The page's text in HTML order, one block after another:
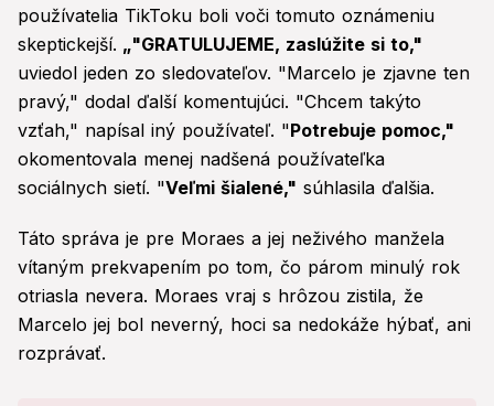
používatelia TikToku boli voči tomuto oznámeniu
skeptickejší. „"GRATULUJEME, zaslúžite si to,"
uviedol jeden zo sledovateľov. "Marcelo je zjavne ten
pravý," dodal ďalší komentujúci. "Chcem takýto
vzťah," napísal iný používateľ. "Potrebuje pomoc,"
okomentovala menej nadšená používateľka
sociálnych sietí. "Veľmi šialené," súhlasila ďalšia.
Táto správa je pre Moraes a jej neživého manžela
vítaným prekvapením po tom, čo párom minulý rok
otriasla nevera. Moraes vraj s hrôzou zistila, že
Marcelo jej bol neverný, hoci sa nedokáže hýbať, ani
rozprávať.